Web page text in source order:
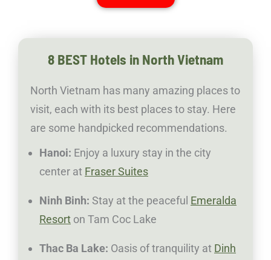
8 BEST Hotels in North Vietnam
North Vietnam has many amazing places to
visit, each with its best places to stay. Here
are some handpicked recommendations.
Hanoi: Enjoy a luxury stay in the city
center at Fraser Suites
Ninh Binh: Stay at the peaceful Emeralda
Resort on Tam Coc Lake
Thac Ba Lake: Oasis of tranquility at Dinh